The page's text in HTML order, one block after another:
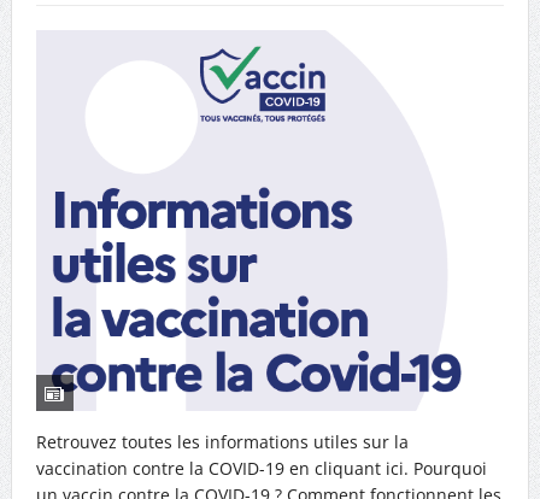
Retrouvez toutes les informations utiles sur la
vaccination contre la COVID-19 en cliquant ici. Pourquoi